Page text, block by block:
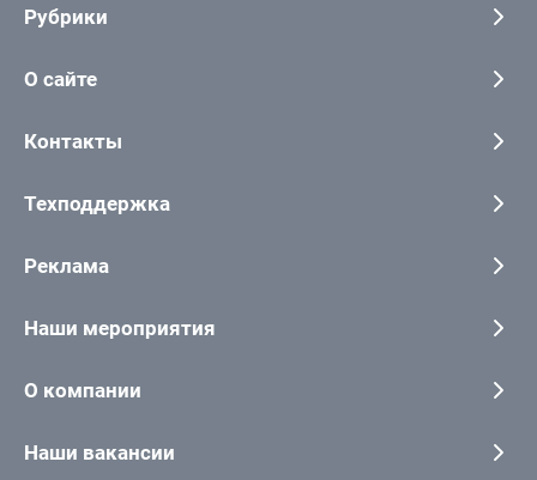
Рубрики
О сайте
Контакты
Техподдержка
Реклама
Наши мероприятия
О компании
Наши вакансии